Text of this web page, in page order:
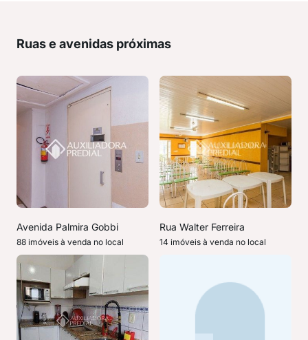
Ruas e avenidas próximas
Avenida Palmira Gobbi
88 imóveis à venda no local
Rua Walter Ferreira
14 imóveis à venda no local